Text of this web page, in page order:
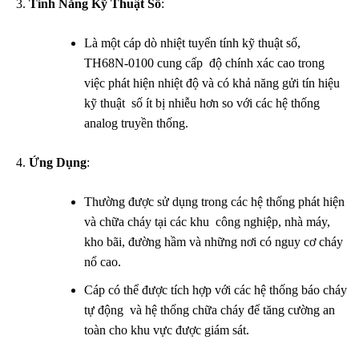
Tính Năng Kỹ Thuật Số:
Là một cáp dò nhiệt tuyến tính kỹ thuật số,
TH68N-0100 cung cấp. độ chính xác cao trong
việc phát hiện nhiệt độ và có khả năng gửi tín hiệu
kỹ thuật. số ít bị nhiễu hơn so với các hệ thống
analog truyền thống.
Ứng Dụng:
Thường được sử dụng trong các hệ thống phát hiện
và chữa cháy tại các khu công nghiệp, nhà máy,
kho bãi, đường hầm và những nơi có nguy cơ cháy
nổ cao.
Cáp có thể được tích hợp với các hệ thống báo cháy
tự động. và hệ thống chữa cháy để tăng cường an
toàn cho khu vực được giám sát.